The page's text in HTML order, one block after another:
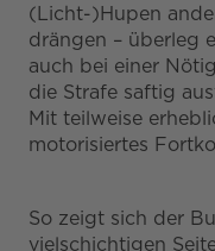
(Licht-)Hupen
drängen – überleg
auch bei einer
die Strafe saftig
Mit teilweise
motorisiertes
So zeigt sich der
vielschichtigen